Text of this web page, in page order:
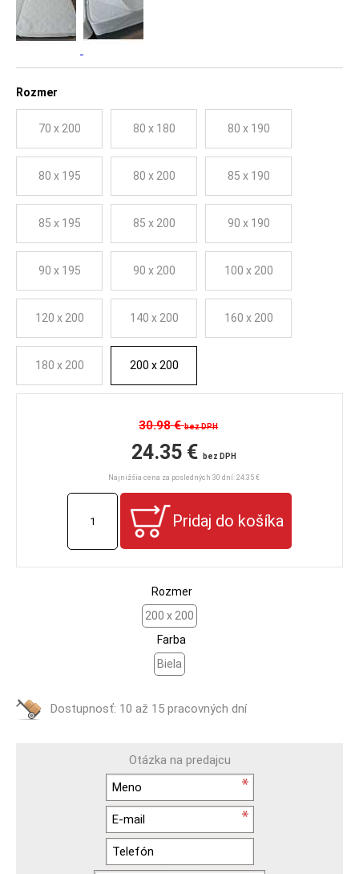
Rozmer
70 x 200 80 x 180 80 x 190
80 x 195 80 x 200 85 x 190
85 x 195 85 x 200 90 x 190
90 x 195 90 x 200 100 x 200
120 x 200 140 x 200 160 x 200
180 x 200 200 x 200
30.98 €bez DPH
24.35 € bez DPH
Najnižšia cena za posledných 30 dní: 24.35 €
Rozmer
200 x 200
Farba
Biela
Dostupnosť: 10 až 15 pracovných dní
Otázka na predajcu